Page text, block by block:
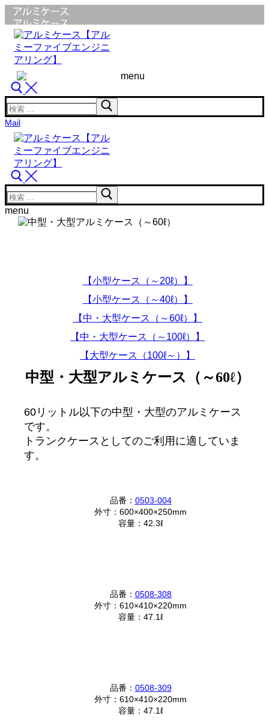
コ
ン
ス
キ
ッ
プ
メ
ニ
閉
じ
menu
検
索
対
象:
Mail
検
索
対
menu
【小型ケース（～20ℓ）】
【小型ケース（～40ℓ）】
【中・大型ケース（～60ℓ）】
【中・大型ケース（～100ℓ）】
【大型ケース（100ℓ～）】
中型・大型アルミケース（～60ℓ）
60リットル以下の中型・大型のアルミケース
です。
トランクケースとしてのご利用に適していま
す。
品番： 0503-004
外寸：600×400×250mm
容量：42.3ℓ
品番： 0508-308
外寸：610×410×220mm
容量：47.1ℓ
品番： 0508-309
外寸：610×410×220mm
容量：47.1ℓ